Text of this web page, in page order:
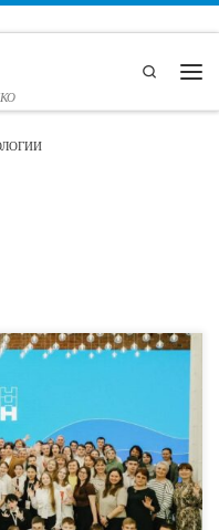
Search
молодёжи «Будущие лидеры»
онлайн-проект «КОД» при
и дети». Благодаря проекту,